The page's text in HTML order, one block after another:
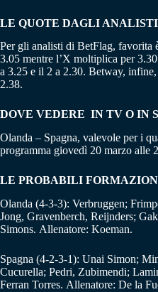
LE QUOTE DAGLI
Per gli analisti di BetFlag, favorita
3.05 mentre l’X moltiplica per
a 3.25 e il 2 a 2.30. Betway,
2.38.
DOVE VEDERE IN TV O IN
Olanda – Spagna, valevole per i
programma giovedì 20 marzo alle
LE PROBABILI
Olanda (4-3-3): Verbruggen;
Jong, Gravenberch, Reijnders;
Simons. Allenatore: Koeman.
Spagna (4-2-3-1): Unai Simon;
Cucurella; Pedri, Zubimendi;
Ferran Torres. Allenatore: De la